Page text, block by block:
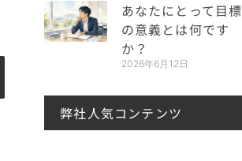
あなたにとって目標
の意義とは何です
か？
2026年6月12日
弊社人気コンテンツ